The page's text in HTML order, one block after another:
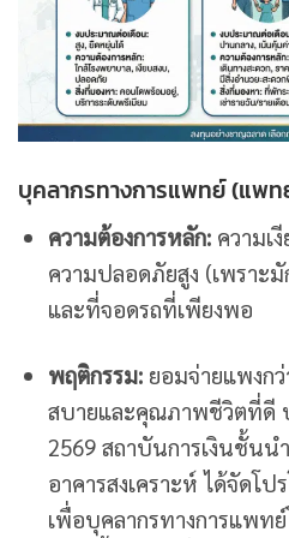
บุคลากรทางการแพทย์ (แพท
ความต้องการหลัก:ความเ
ความปลอดภัยสูง (เพราะ
และที่จอดรถที่เพียงพอ
พฤติกรรม:ยอมจ่ายแพงกว่
สบายและคุณภาพชีวิตที่ดี
2569 สถาบันการเงินชั้นน
อาคารสงเคราะห์ ได้จัดโ
เพื่อบุคลากรทางการแพท